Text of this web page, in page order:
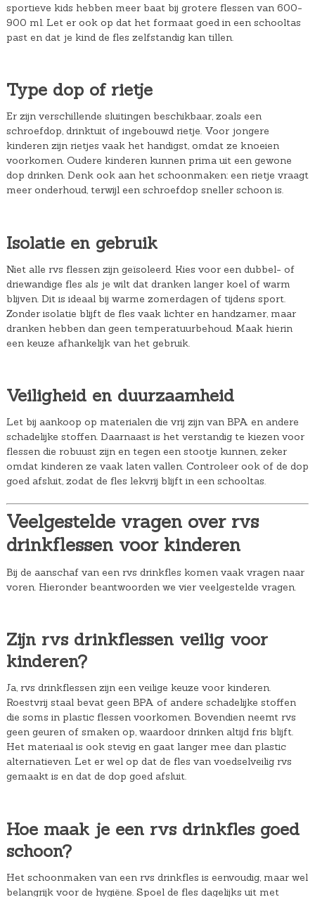
sportieve kids hebben meer baat bij grotere flessen van 600-
900 ml. Let er ook op dat het formaat goed in een schooltas
past en dat je kind de fles zelfstandig kan tillen.
Type dop of rietje
Er zijn verschillende sluitingen beschikbaar, zoals een
schroefdop, drinktuit of ingebouwd rietje. Voor jongere
kinderen zijn rietjes vaak het handigst, omdat ze knoeien
voorkomen. Oudere kinderen kunnen prima uit een gewone
dop drinken. Denk ook aan het schoonmaken: een rietje vraagt
meer onderhoud, terwijl een schroefdop sneller schoon is.
Isolatie en gebruik
Niet alle rvs flessen zijn geïsoleerd. Kies voor een dubbel- of
driewandige fles als je wilt dat dranken langer koel of warm
blijven. Dit is ideaal bij warme zomerdagen of tijdens sport.
Zonder isolatie blijft de fles vaak lichter en handzamer, maar
dranken hebben dan geen temperatuurbehoud. Maak hierin
een keuze afhankelijk van het gebruik.
Veiligheid en duurzaamheid
Let bij aankoop op materialen die vrij zijn van BPA en andere
schadelijke stoffen. Daarnaast is het verstandig te kiezen voor
flessen die robuust zijn en tegen een stootje kunnen, zeker
omdat kinderen ze vaak laten vallen. Controleer ook of de dop
goed afsluit, zodat de fles lekvrij blijft in een schooltas.
Veelgestelde vragen over rvs
drinkflessen voor kinderen
Bij de aanschaf van een rvs drinkfles komen vaak vragen naar
voren. Hieronder beantwoorden we vier veelgestelde vragen.
Zijn rvs drinkflessen veilig voor
kinderen?
Ja, rvs drinkflessen zijn een veilige keuze voor kinderen.
Roestvrij staal bevat geen BPA of andere schadelijke stoffen
die soms in plastic flessen voorkomen. Bovendien neemt rvs
geen geuren of smaken op, waardoor drinken altijd fris blijft.
Het materiaal is ook stevig en gaat langer mee dan plastic
alternatieven. Let er wel op dat de fles van voedselveilig rvs
gemaakt is en dat de dop goed afsluit.
Hoe maak je een rvs drinkfles goed
schoon?
Het schoonmaken van een rvs drinkfles is eenvoudig, maar wel
belangrijk voor de hygiëne. Spoel de fles dagelijks uit met